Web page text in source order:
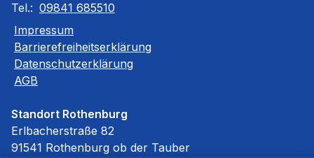
Tel.: 09841 685510
Impressum
Barrierefreiheitserklärung
Datenschutzerklärung
AGB
Standort Rothenburg
Erlbacherstraße 82
91541 Rothenburg ob der Tauber